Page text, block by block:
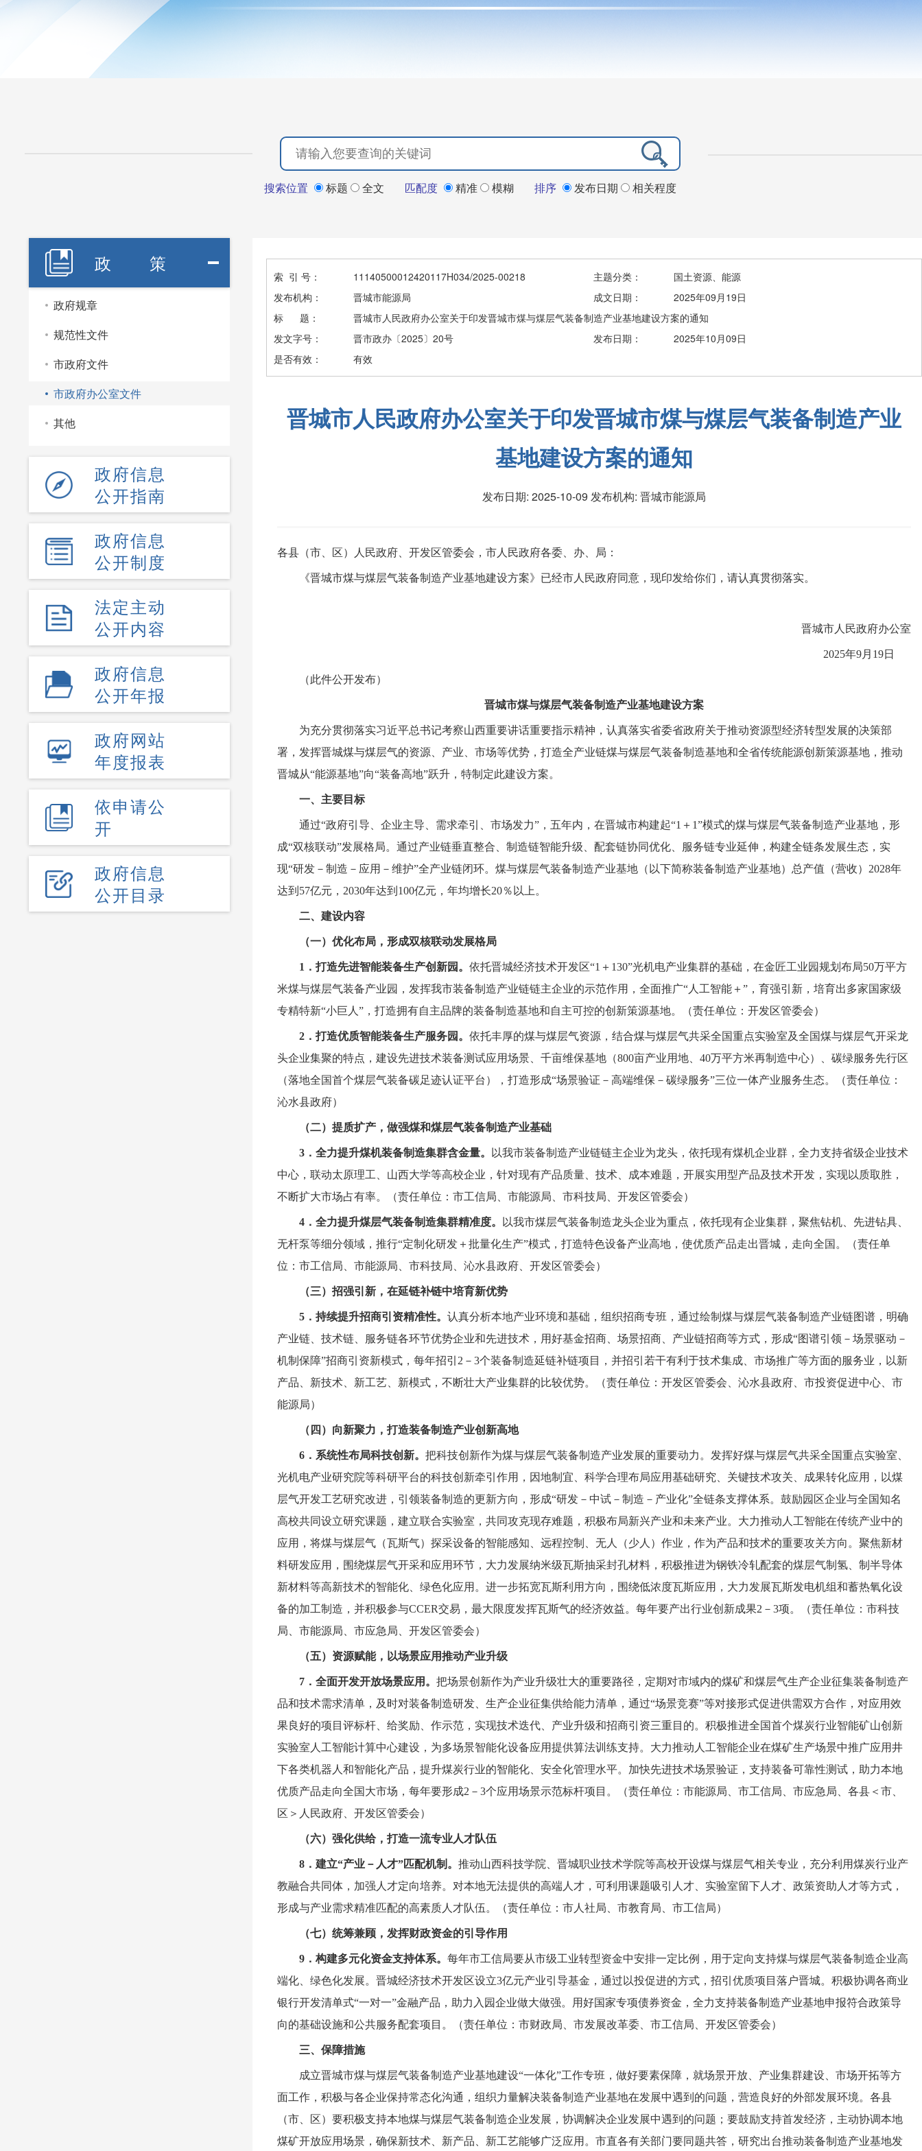
搜索位置 标题 全文 匹配度 精准 模糊 排序 发布日期 相关程度
政 策
政府规章
规范性文件
市政府文件
市政府办公室文件
其他
政府信息
公开指南
政府信息
公开制度
法定主动
公开内容
政府信息
公开年报
政府网站
年度报表
依申请公
开
政府信息
公开目录
索 引 号： 11140500012420117H034/2025-00218 主题分类：
国土资源、能源
发布机构：
晋城市能源局 成文日期：
2025年09月19日
标 题：
晋城市人民政府办公室关于印发晋城市煤与煤层气装备制造产业基地建设方案的通知
发文字号：
晋市政办〔2025〕20号 发布日期：
2025年10月09日
是否有效：
有效
晋城市人民政府办公室关于印发晋城市煤与煤层气装备制造产业
基地建设方案的通知
发布日期: 2025-10-09 发布机构: 晋城市能源局
各县（市、区）人民政府、开发区管委会，市人民政府各委、办、局：
《晋城市煤与煤层气装备制造产业基地建设方案》已经市人民政府同意，现印发给你们，请认真贯彻落实。
晋城市人民政府办公室
2025年9月19日
（此件公开发布）
晋城市煤与煤层气装备制造产业基地建设方案
为充分贯彻落实习近平总书记考察山西重要讲话重要指示精神，认真落实省委省政府关于推动资源型经济转型发展的决策部
署，发挥晋城煤与煤层气的资源、产业、市场等优势，打造全产业链煤与煤层气装备制造基地和全省传统能源创新策源基地，推动
晋城从“能源基地”向“装备高地”跃升，特制定此建设方案。
一、主要目标
通过“政府引导、企业主导、需求牵引、市场发力”，五年内，在晋城市构建起“1＋1”模式的煤与煤层气装备制造产业基地，形
成“双核联动”发展格局。通过产业链垂直整合、制造链智能升级、配套链协同优化、服务链专业延伸，构建全链条发展生态，实
现“研发－制造－应用－维护”全产业链闭环。煤与煤层气装备制造产业基地（以下简称装备制造产业基地）总产值（营收）2028年
达到57亿元，2030年达到100亿元，年均增长20％以上。
二、建设内容
（一）优化布局，形成双核联动发展格局
1．打造先进智能装备生产创新园。 依托晋城经济技术开发区“1＋130”光机电产业集群的基础，在金匠工业园规划布局50万平方
米煤与煤层气装备产业园，发挥我市装备制造产业链链主企业的示范作用，全面推广“人工智能＋”，育强引新，培育出多家国家级
专精特新“小巨人”，打造拥有自主品牌的装备制造基地和自主可控的创新策源基地。（责任单位：开发区管委会）
2．打造优质智能装备生产服务园。 依托丰厚的煤与煤层气资源，结合煤与煤层气共采全国重点实验室及全国煤与煤层气开采龙
头企业集聚的特点，建设先进技术装备测试应用场景、千亩维保基地（800亩产业用地、40万平方米再制造中心）、碳绿服务先行区
（落地全国首个煤层气装备碳足迹认证平台），打造形成“场景验证－高端维保－碳绿服务”三位一体产业服务生态。（责任单位：
沁水县政府）
（二）提质扩产，做强煤和煤层气装备制造产业基础
3．全力提升煤机装备制造集群含金量。
以我市装备制造产业链链主企业为龙头，依托现有煤机企业群，全力支持省级企业技术
中心，联动太原理工、山西大学等高校企业，针对现有产品质量、技术、成本难题，开展实用型产品及技术开发，实现以质取胜，
不断扩大市场占有率。（责任单位：市工信局、市能源局、市科技局、开发区管委会）
4．全力提升煤层气装备制造集群精准度。
以我市煤层气装备制造龙头企业为重点，依托现有企业集群，聚焦钻机、先进钻具、
无杆泵等细分领域，推行“定制化研发＋批量化生产”模式，打造特色设备产业高地，使优质产品走出晋城，走向全国。（责任单
位：市工信局、市能源局、市科技局、沁水县政府、开发区管委会）
（三）招强引新，在延链补链中培育新优势
5．持续提升招商引资精准性。 认真分析本地产业环境和基础，组织招商专班，通过绘制煤与煤层气装备制造产业链图谱，明确
产业链、技术链、服务链各环节优势企业和先进技术，用好基金招商、场景招商、产业链招商等方式，形成“图谱引领－场景驱动－
机制保障”招商引资新模式，每年招引2－3个装备制造延链补链项目，并招引若干有利于技术集成、市场推广等方面的服务业，以新
产品、新技术、新工艺、新模式，不断壮大产业集群的比较优势。（责任单位：开发区管委会、沁水县政府、市投资促进中心、市
能源局）
（四）向新聚力，打造装备制造产业创新高地
6．系统性布局科技创新。 把科技创新作为煤与煤层气装备制造产业发展的重要动力。发挥好煤与煤层气共采全国重点实验室、
光机电产业研究院等科研平台的科技创新牵引作用，因地制宜、科学合理布局应用基础研究、关键技术攻关、成果转化应用，以煤
层气开发工艺研究改进，引领装备制造的更新方向，形成“研发－中试－制造－产业化”全链条支撑体系。鼓励园区企业与全国知名
高校共同设立研究课题，建立联合实验室，共同攻克现存难题，积极布局新兴产业和未来产业。大力推动人工智能在传统产业中的
应用，将煤与煤层气（瓦斯气）探采设备的智能感知、远程控制、无人（少人）作业，作为产品和技术的重要攻关方向。聚焦新材
料研发应用，围绕煤层气开采和应用环节，大力发展纳米级瓦斯抽采封孔材料，积极推进为钢铁冷轧配套的煤层气制氢、制半导体
新材料等高新技术的智能化、绿色化应用。进一步拓宽瓦斯利用方向，围绕低浓度瓦斯应用，大力发展瓦斯发电机组和蓄热氧化设
备的加工制造，并积极参与CCER交易，最大限度发挥瓦斯气的经济效益。每年要产出行业创新成果2－3项。（责任单位：市科技
局、市能源局、市应急局、开发区管委会）
（五）资源赋能，以场景应用推动产业升级
7．全面开发开放场景应用。 把场景创新作为产业升级壮大的重要路径，定期对市域内的煤矿和煤层气生产企业征集装备制造产
品和技术需求清单，及时对装备制造研发、生产企业征集供给能力清单，通过“场景竞赛”等对接形式促进供需双方合作，对应用效
果良好的项目评标杆、给奖励、作示范，实现技术迭代、产业升级和招商引资三重目的。积极推进全国首个煤炭行业智能矿山创新
实验室人工智能计算中心建设，为多场景智能化设备应用提供算法训练支持。大力推动人工智能企业在煤矿生产场景中推广应用井
下各类机器人和智能化产品，提升煤炭行业的智能化、安全化管理水平。加快先进技术场景验证，支持装备可靠性测试，助力本地
优质产品走向全国大市场，每年要形成2－3个应用场景示范标杆项目。（责任单位：市能源局、市工信局、市应急局、各县＜市、
区＞人民政府、开发区管委会）
（六）强化供给，打造一流专业人才队伍
8．建立“产业－人才”匹配机制。 推动山西科技学院、晋城职业技术学院等高校开设煤与煤层气相关专业，充分利用煤炭行业产
教融合共同体，加强人才定向培养。对本地无法提供的高端人才，可利用课题吸引人才、实验室留下人才、政策资助人才等方式，
形成与产业需求精准匹配的高素质人才队伍。（责任单位：市人社局、市教育局、市工信局）
（七）统筹兼顾，发挥财政资金的引导作用
9．构建多元化资金支持体系。 每年市工信局要从市级工业转型资金中安排一定比例，用于定向支持煤与煤层气装备制造企业高
端化、绿色化发展。晋城经济技术开发区设立3亿元产业引导基金，通过以投促进的方式，招引优质项目落户晋城。积极协调各商业
银行开发清单式“一对一”金融产品，助力入园企业做大做强。用好国家专项债券资金，全力支持装备制造产业基地申报符合政策导
向的基础设施和公共服务配套项目。（责任单位：市财政局、市发展改革委、市工信局、开发区管委会）
三、保障措施
成立晋城市煤与煤层气装备制造产业基地建设“一体化”工作专班，做好要素保障，就场景开放、产业集群建设、市场开拓等方
面工作，积极与各企业保持常态化沟通，组织力量解决装备制造产业基地在发展中遇到的问题，营造良好的外部发展环境。各县
（市、区）要积极支持本地煤与煤层气装备制造企业发展，协调解决企业发展中遇到的问题；要鼓励支持首发经济，主动协调本地
煤矿开放应用场景，确保新技术、新产品、新工艺能够广泛应用。市直各有关部门要同题共答，研究出台推动装备制造产业基地发